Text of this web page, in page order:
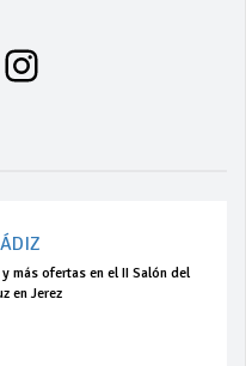
Instagram
más ofertas en el II Salón del
en Jerez